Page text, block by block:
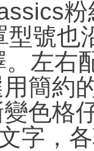
型號也
左右
簡約
色格
字，